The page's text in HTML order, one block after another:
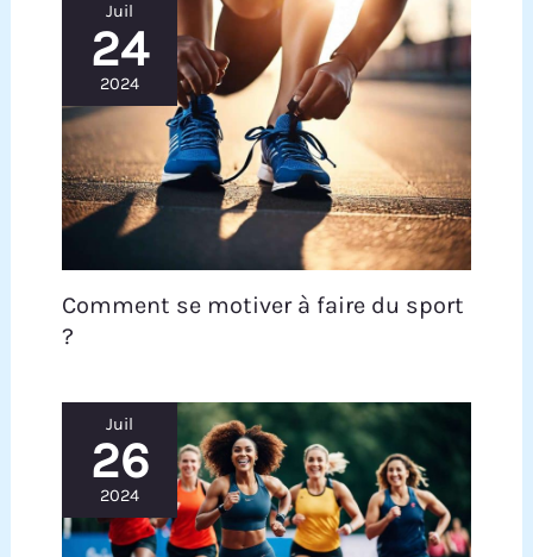
Juil
24
2024
Comment se motiver à faire du sport
?
Juil
26
2024